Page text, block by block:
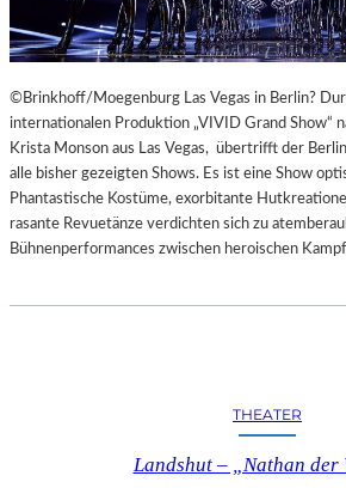
©Brinkhoff/Moegenburg Las Vegas in Berlin?
internationalen Produktion „VIVID Grand Show“
Krista Monson aus Las Vegas, übertrifft der
alle bisher gezeigten Shows. Es ist eine Show
Phantastische Kostüme, exorbitante
rasante Revuetänze verdichten sich zu
Bühnenperformances zwischen heroischen
THEATER
Landshut – „Nathan der